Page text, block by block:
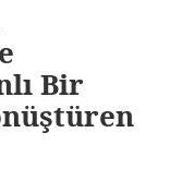
Bir